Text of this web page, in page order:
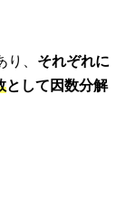
り、 それぞれに
として因数分解